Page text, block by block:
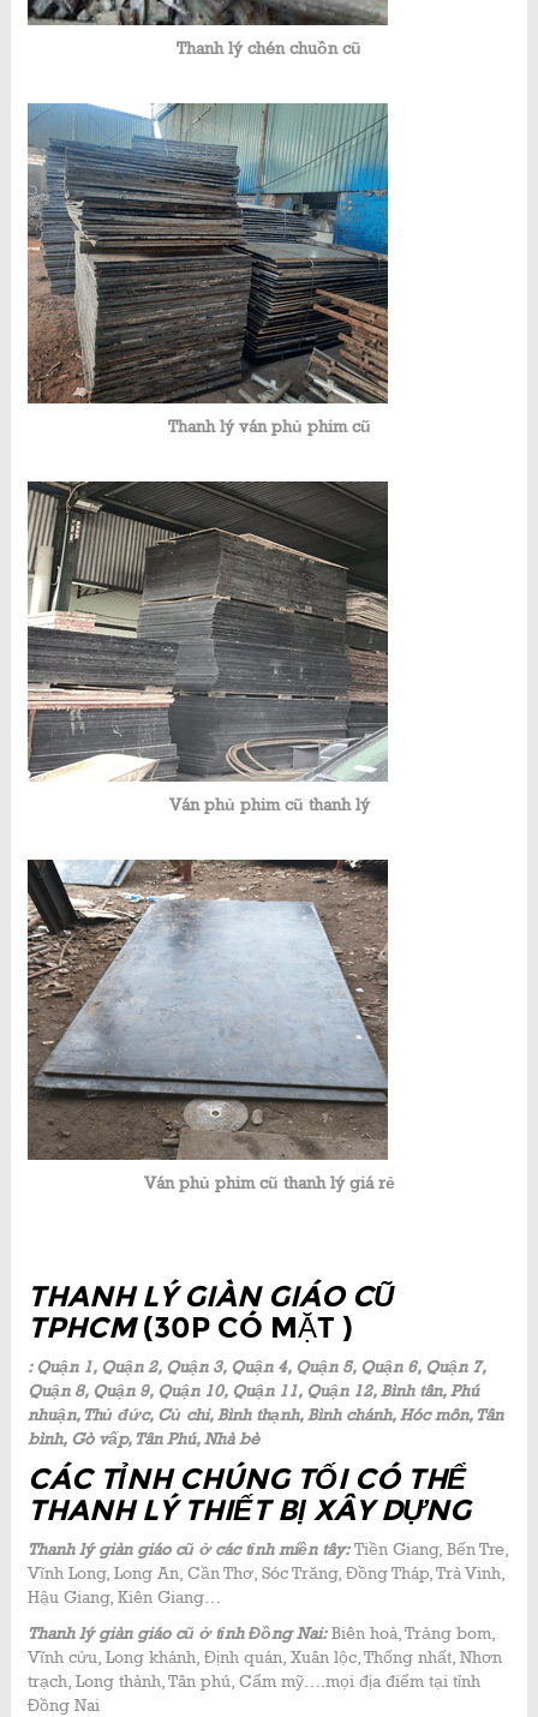
Thanh lý chén chuồn cũ
Thanh lý ván phủ phim cũ
Ván phủ phim cũ thanh lý
Ván phủ phim cũ thanh lý giá rẻ
THANH LÝ GIÀN GIÁO CŨ
TPHCM (30P CÓ MẶT )
: Quận 1, Quận 2, Quận 3, Quận 4, Quận 5, Quận 6, Quận 7,
Quận 8, Quận 9, Quận 10, Quận 11, Quận 12, Bình tân, Phú
nhuận, Thủ đức, Củ chi, Bình thạnh, Bình chánh, Hóc môn, Tân
bình, Gò vấp, Tân Phú, Nhà bè
CÁC TỈNH CHÚNG TỐI CÓ THỂ
THANH LÝ THIẾT BỊ XÂY DỰNG
Thanh lý giàn giáo cũ ở các tỉnh miền tây:Tiền Giang, Bến Tre,
Vĩnh Long, Long An, Cần Thơ, Sóc Trăng, Đồng Tháp, Trà Vinh,
Hậu Giang, Kiên Giang…
Thanh lý giàn giáo cũ ở tỉnh Đồng Nai: Biên hoà, Trảng bom,
Vĩnh cửu, Long khánh, Định quán, Xuân lộc, Thống nhất, Nhơn
trạch, Long thành, Tân phú, Cẩm mỹ….mọi địa điểm tại tỉnh
Đồng Nai